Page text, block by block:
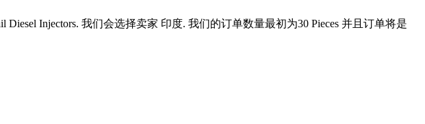
Diesel Injectors. 我们会选择卖家 印度. 我们的订单数量最初为30 Pieces 并且订单将是